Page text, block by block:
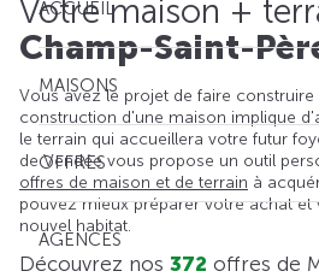
ACCUEIL
MAISONS
OFFRES
AGENCES
Votre maison +
Champ-Saint-
Vous avez le projet de faire construire
construction d'une maison implique
le terrain qui accueillera votre futur
de Vendée vous propose un outil
offres de maison et de terrain à
pouvez mieux préparer votre achat et
nouvel habitat.
Découvrez nos 372 offres de